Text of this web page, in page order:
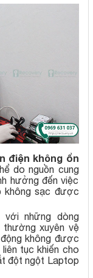
điện không ổn
do nguồn cung
hưởng đến việc
không sạc được
những dòng
thường xuyên vệ
không được
tục khiến cho
đột ngột Laptop